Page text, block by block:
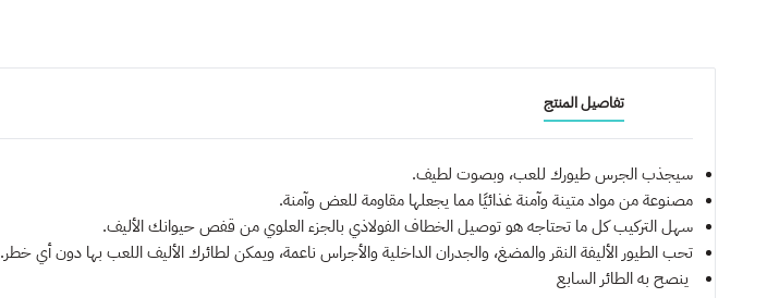
تفاصيل المنتج
سيجذب الجرس طيورك للعب، وبصوت لطيف.
مصنوعة من مواد متينة وآمنة غذائيًا مما يجعلها مقاومة للعض وآمنة.
سهل التركيب كل ما تحتاجه هو توصيل الخطاف الفولاذي بالجزء العلوي من قفص حيوانك الأليف.
تحب الطيور الأليفة النقر والمضغ، والجدران الداخلية والأجراس ناعمة، ويمكن لطائرك الأليف اللعب بها دون أي خطر.
ينصح بهالطائر السابع